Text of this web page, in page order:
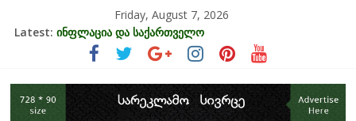
Friday, August 7, 2026
Latest: ინფლაცია და საქართველო
კრიზისის ზეგავლენა ტურიზმის ინდუსტრიაზე
მიგრაციისა და ეკონომიკის ურთიერთკავშირი
EU-ის კანდიდატის სტატუსის ეკონომიკური სარგებელი
უძრავი ქონების ბაზარი საქართველოში
საქართველოს